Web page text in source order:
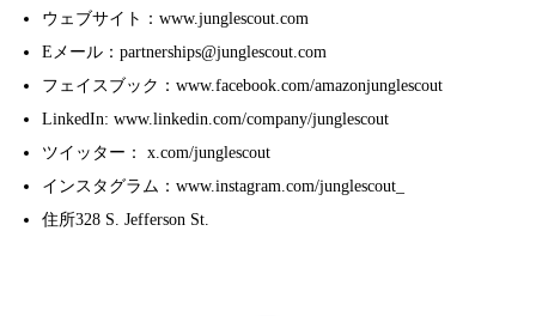
ウェブサイト：www.junglescout.com
Eメール：partnerships@junglescout.com
フェイスブック：www.facebook.com/amazonjunglescout
LinkedIn: www.linkedin.com/company/junglescout
ツイッター： x.com/junglescout
インスタグラム：www.instagram.com/junglescout_
住所328 S. Jefferson St.